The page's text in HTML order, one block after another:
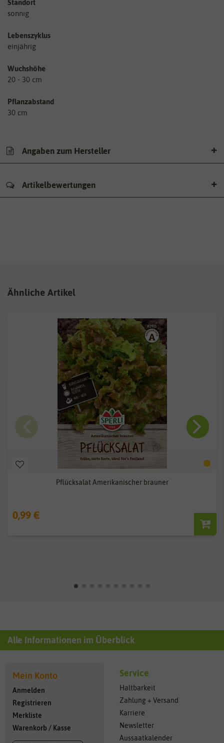
Standort
sonnig
Lebenszyklus
einjährig
Wuchshöhe
20 - 30 cm
Pflanzabstand
30 cm
Angaben zum Hersteller
Artikelbewertungen
Ähnliche Artikel
Pflücksalat Amerikanischer brauner
0,99 €
Alle Informationen im Überblick
Mein Konto
Anmelden
Registrieren
Merkliste
Warenkorb / Kasse
Service
Haltbarkeit
Zahlung + Versand
Karriere
Newsletter
Aussaatkalender